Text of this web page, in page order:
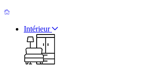
Intérieur